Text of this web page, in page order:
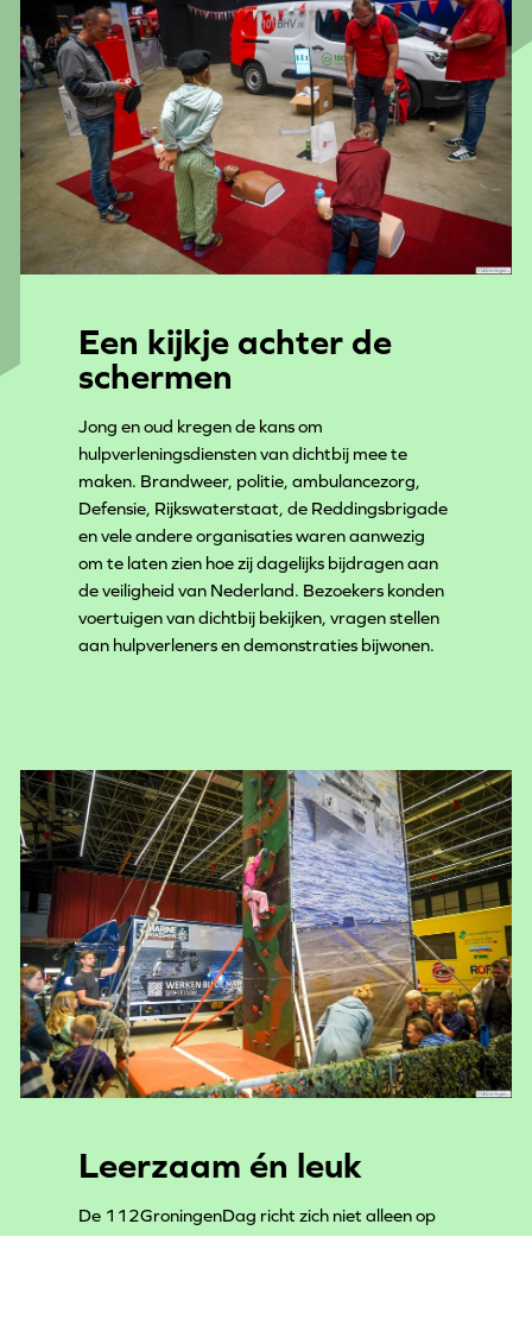
Een kijkje achter de
schermen
Jong en oud kregen de kans om
hulpverleningsdiensten van dichtbij mee te
maken. Brandweer, politie, ambulancezorg,
Defensie, Rijkswaterstaat, de Reddingsbrigade
en vele andere organisaties waren aanwezig
om te laten zien hoe zij dagelijks bijdragen aan
de veiligheid van Nederland. Bezoekers konden
voertuigen van dichtbij bekijken, vragen stellen
aan hulpverleners en demonstraties bijwonen.
Leerzaam én leuk
De 112GroningenDag richt zich niet alleen op
liefhebbers van hulpdiensten, maar op het hele